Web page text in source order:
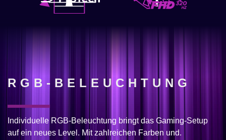
RGB-BELEUCHTUNG
Individuelle RGB-Beleuchtung bringt das Gaming-Setup
auf ein neues Level. Mit zahlreichen Farben und.